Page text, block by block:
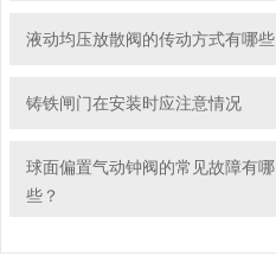
液动均压放散阀的传动方式有哪些
铸铁闸门在安装时应注意情况
球面偏置气动钟阀的常见故障有哪
些？